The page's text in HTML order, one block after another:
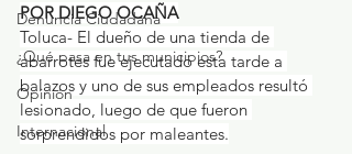
Denuncia Ciudadana
¿Qué pasa en tus municipios?
Opinión
Internacional
POR DIEGO OCAÑA
Toluca- El dueño de una tienda de
abarrotes fue ejecutado esta tarde a
balazos y uno de sus empleados resultó
lesionado, luego de que fueron
sorprendidos por maleantes.